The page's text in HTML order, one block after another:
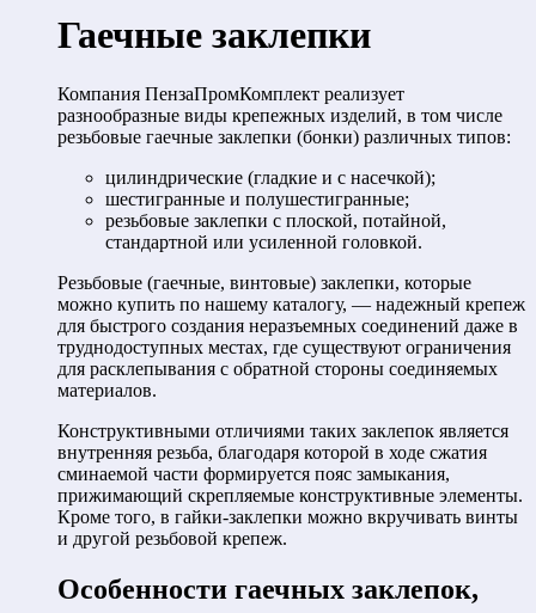
Гаечные заклепки
Компания ПензаПромКомплект реализует
разнообразные виды крепежных изделий, в том числе
резьбовые гаечные заклепки (бонки) различных типов:
цилиндрические (гладкие и с насечкой);
шестигранные и полушестигранные;
резьбовые заклепки с плоской, потайной,
стандартной или усиленной головкой.
Резьбовые (гаечные, винтовые) заклепки, которые
можно купить по нашему каталогу, — надежный крепеж
для быстрого создания неразъемных соединений даже в
труднодоступных местах, где существуют ограничения
для расклепывания с обратной стороны соединяемых
материалов.
Конструктивными отличиями таких заклепок является
внутренняя резьба, благодаря которой в ходе сжатия
сминаемой части формируется пояс замыкания,
прижимающий скрепляемые конструктивные элементы.
Кроме того, в гайки-заклепки можно вкручивать винты
и другой резьбовой крепеж.
Особенности гаечных заклепок,